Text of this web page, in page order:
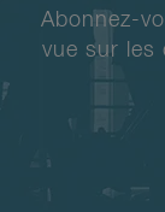
Abonnez-
vue sur les